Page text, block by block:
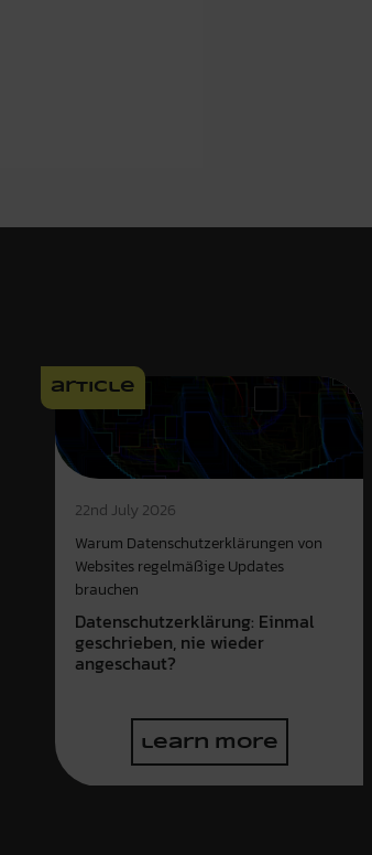
article
22nd July 2026
Warum Datenschutzerklärungen von
Websites regelmäßige Updates
brauchen
Datenschutzerklärung: Einmal
geschrieben, nie wieder
angeschaut?
learn more